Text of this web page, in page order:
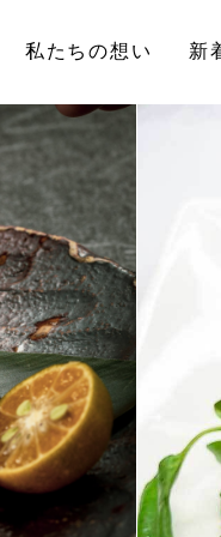
私たちの想い 新